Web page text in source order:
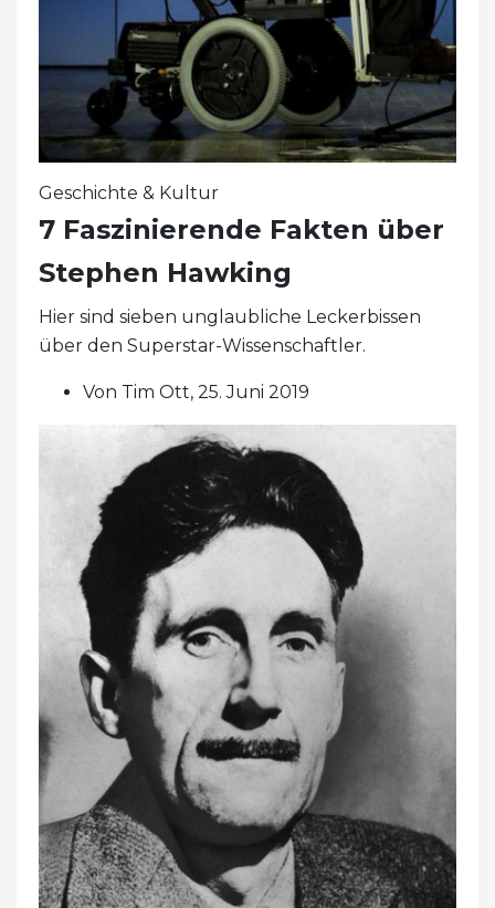
Geschichte & Kultur
7 Faszinierende Fakten über
Stephen Hawking
Hier sind sieben unglaubliche Leckerbissen
über den Superstar-Wissenschaftler.
Von Tim Ott, 25. Juni 2019